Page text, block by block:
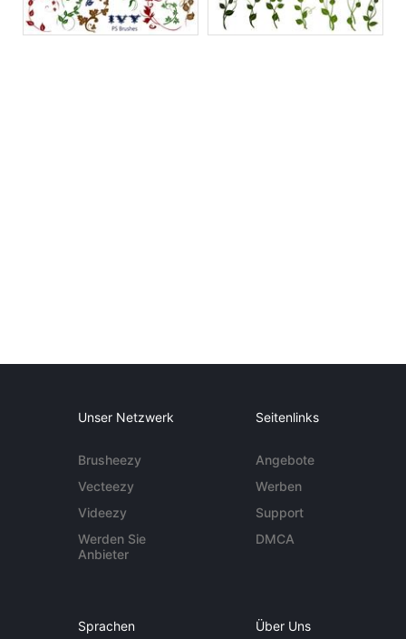
Unser Netzwerk
Brusheezy
Vecteezy
Videezy
Werden Sie
Anbieter
Seitenlinks
Angebote
Werben
Support
DMCA
Sprachen Über Uns